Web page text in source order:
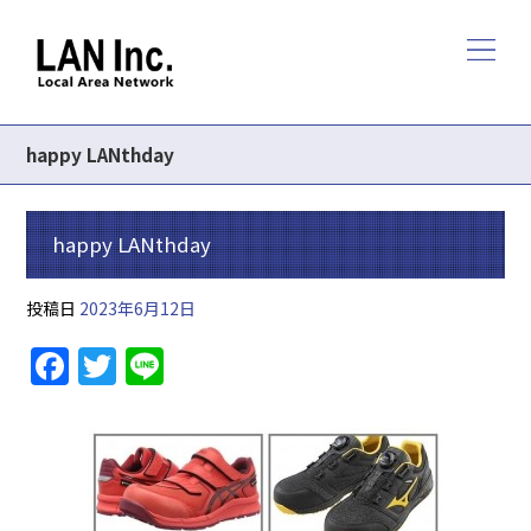
happy LANthday
happy LANthday
投稿日 2023年6月12日
F
a
T
w
itt
er
e